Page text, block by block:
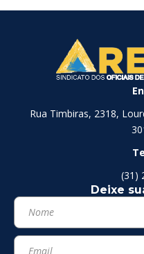
Rua Timbiras, 2318,
(31)
Deixe